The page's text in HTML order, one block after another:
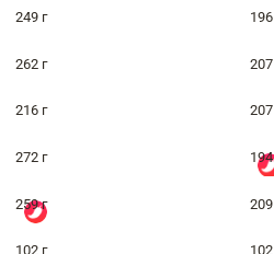
249 г 196
262 г 207
216 г 207
272 г 194
259 г 209
102 г 102